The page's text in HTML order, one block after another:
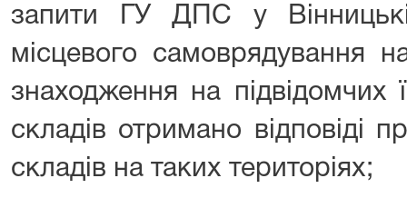
запити ГУ ДПС у
місцевого самоврядування
знаходження на підвідомчих
складів отримано відповіді
складів на таких територіях;